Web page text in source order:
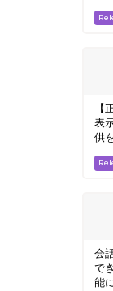
表
供
会
で
能